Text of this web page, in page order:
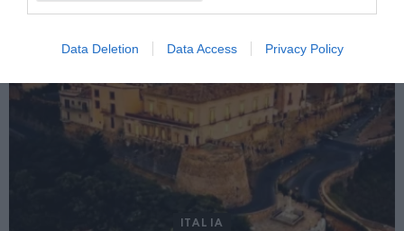
Data Deletion Data Access Privacy Policy
ITALIA